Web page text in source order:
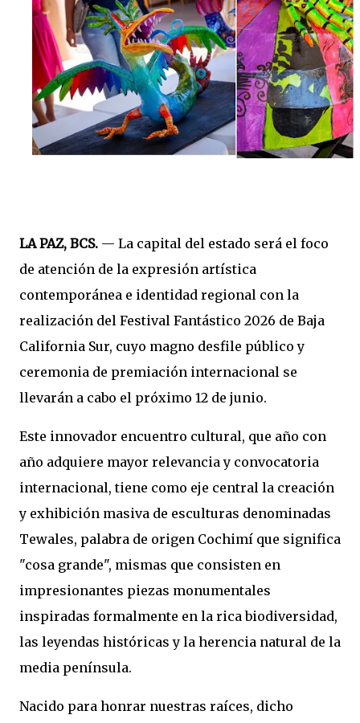
LA PAZ, BCS. — La capital del estado será el foco
de atención de la expresión artística
contemporánea e identidad regional con la
realización del Festival Fantástico 2026 de Baja
California Sur, cuyo magno desfile público y
ceremonia de premiación internacional se
llevarán a cabo el próximo 12 de junio.
Este innovador encuentro cultural, que año con
año adquiere mayor relevancia y convocatoria
internacional, tiene como eje central la creación
y exhibición masiva de esculturas denominadas
Tewales, palabra de origen Cochimí que significa
"cosa grande", mismas que consisten en
impresionantes piezas monumentales
inspiradas formalmente en la rica biodiversidad,
las leyendas históricas y la herencia natural de la
media península.
Nacido para honrar nuestras raíces, dicho